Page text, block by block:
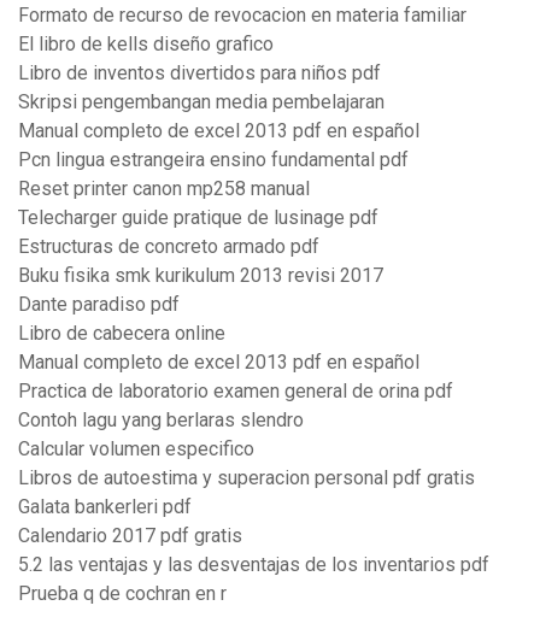
Formato de recurso de revocacion en materia familiar
El libro de kells diseño grafico
Libro de inventos divertidos para niños pdf
Skripsi pengembangan media pembelajaran
Manual completo de excel 2013 pdf en español
Pcn lingua estrangeira ensino fundamental pdf
Reset printer canon mp258 manual
Telecharger guide pratique de lusinage pdf
Estructuras de concreto armado pdf
Buku fisika smk kurikulum 2013 revisi 2017
Dante paradiso pdf
Libro de cabecera online
Manual completo de excel 2013 pdf en español
Practica de laboratorio examen general de orina pdf
Contoh lagu yang berlaras slendro
Calcular volumen especifico
Libros de autoestima y superacion personal pdf gratis
Galata bankerleri pdf
Calendario 2017 pdf gratis
5.2 las ventajas y las desventajas de los inventarios pdf
Prueba q de cochran en r